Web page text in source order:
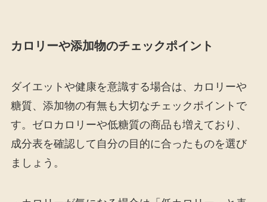
カロリーや添加物のチェックポイント
ダイエットや健康を意識する場合は、カロリーや
糖質、添加物の有無も大切なチェックポイントで
す。ゼロカロリーや低糖質の商品も増えており、
成分表を確認して自分の目的に合ったものを選び
ましょう。